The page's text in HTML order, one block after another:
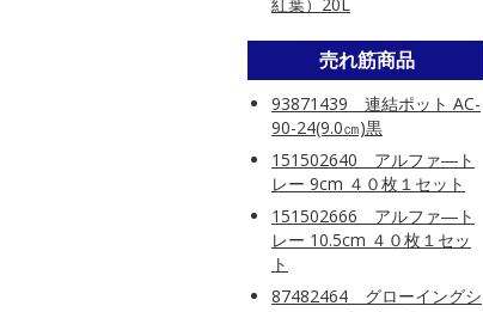
売れ筋商品
93871439 連結ポット AC-
90-24(9.0㎝)黒
151502640 アルファ―ト
レー 9cm ４０枚１セット
151502666 アルファ―ト
レー 10.5cm ４０枚１セッ
ト
87482464 グローイングシ